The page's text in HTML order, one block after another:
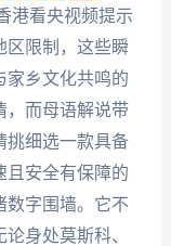
港看央视频提示
区限制，这些瞬
家乡文化共鸣的
，而母语解说带
挑细选一款具备
且安全有保障的
数字围墙。它不
身处莫斯科、